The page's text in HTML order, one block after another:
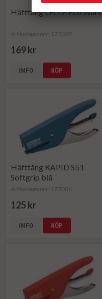
Häfttång LEITZ Eco svart
Artikelnummer: 177028
169 kr
INFO KÖP
Häfttång RAPID S51
Softgrip blå
Artikelnummer: 177006
125 kr
INFO KÖP